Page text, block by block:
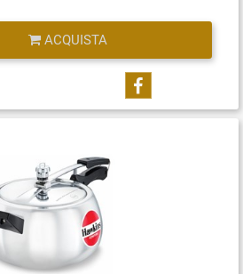
ACQUISTA
Condividi su